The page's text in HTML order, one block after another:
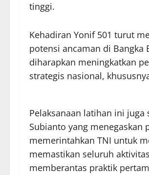
tinggi.
Kehadiran Yonif 501 turut
potensi ancaman di
diharapkan meningkatkan
strategis nasional,
Pelaksanaan latihan ini
Subianto yang menegaskan
memerintahkan TNI untuk
memastikan seluruh
memberantas praktik